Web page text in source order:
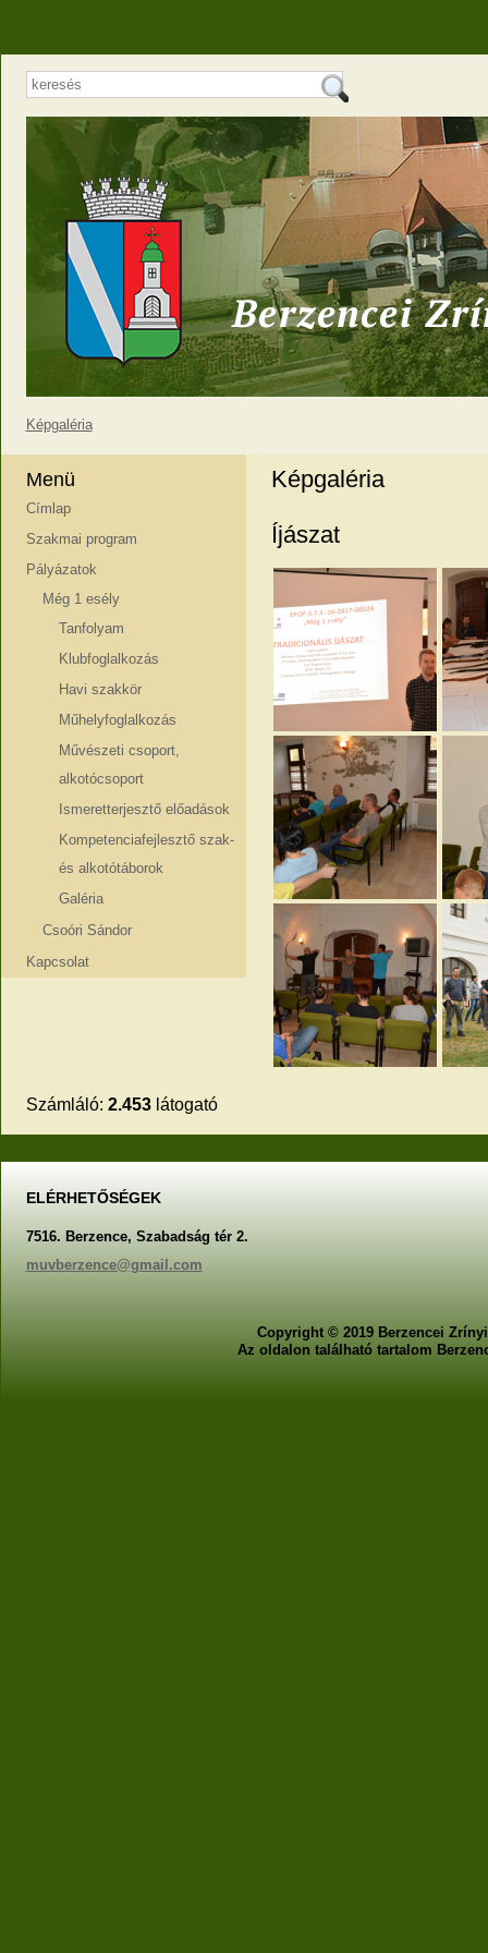
Képgaléria
Menü
Címlap
Szakmai program
Pályázatok
Még 1 esély
Tanfolyam
Klubfoglalkozás
Havi szakkör
Műhelyfoglalkozás
Művészeti csoport,
alkotócsoport
Ismeretterjesztő előadások
Kompetenciafejlesztő szak-
és alkotótáborok
Galéria
Csoóri Sándor
Kapcsolat
Képgaléria
Íjászat
Számláló: 2.453látogató
ELÉRHETŐSÉGEK
7516. Berzence, Szabadság tér 2.
muvberzence@gmail.com
Copyright © 2019 Berzencei
Az oldalon található tartalom